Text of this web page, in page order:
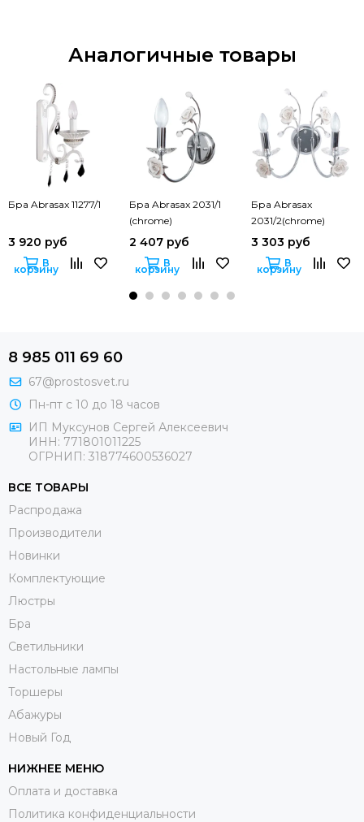
Аналогичные товары
Бра Abrasax 11277/1
3 920 руб
В
корзину
Бра Abrasax 2031/1
(chrome)
2 407 руб
В
корзину
Бра Abrasax
2031/2(chrome)
3 303 руб
В
корзину
8 985 011 69 60
67@prostosvet.ru
Пн-пт с 10 до 18 часов
ИП Муксунов Сергей Алексеевич
ИНН: 771801011225
ОГРНИП: 318774600536027
ВСЕ ТОВАРЫ
Распродажа
Производители
Новинки
Комплектующие
Люстры
Бра
Светильники
Настольные лампы
Торшеры
Абажуры
Новый Год
НИЖНЕЕ МЕНЮ
Оплата и доставка
Политика конфиденциальности